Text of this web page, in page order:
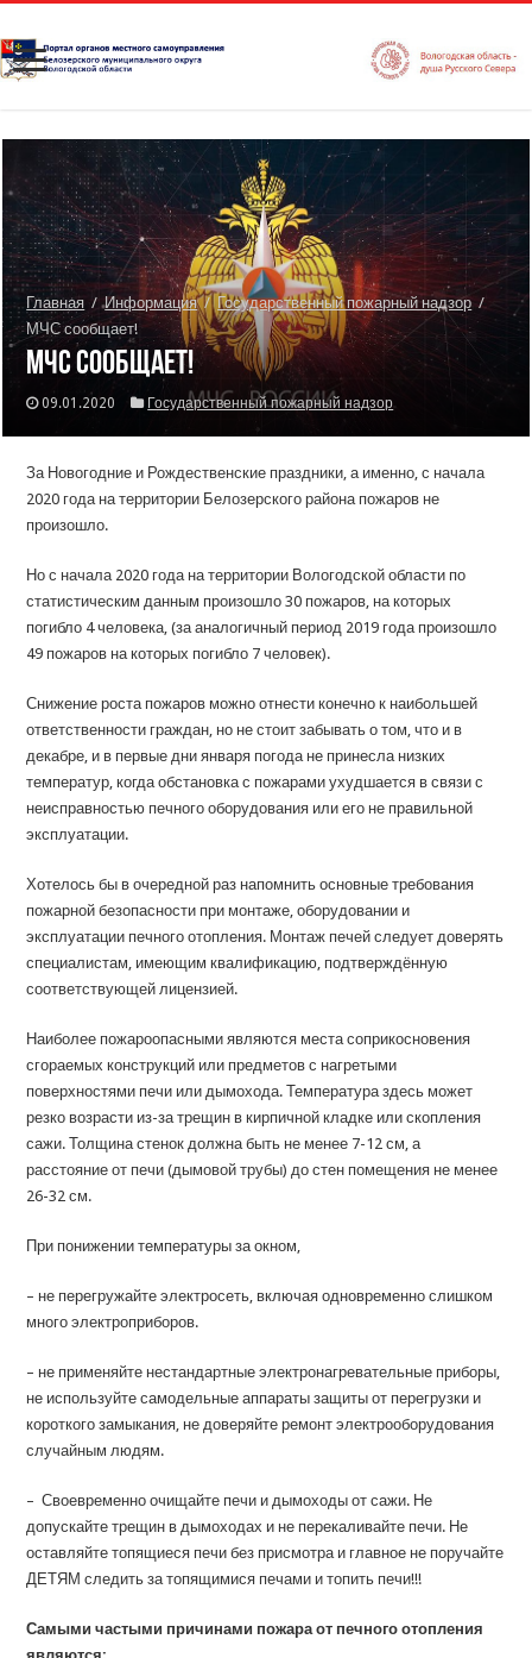
Главная / Информация / Государственный пожарный надзор /
МЧС сообщает!
МЧС сообщает!
09.01.2020 Государственный пожарный надзор
За Новогодние и Рождественские праздники, а именно, с начала
2020 года на территории Белозерского района пожаров не
произошло.
Но с начала 2020 года на территории Вологодской области по
статистическим данным произошло 30 пожаров, на которых
погибло 4 человека, (за аналогичный период 2019 года произошло
49 пожаров на которых погибло 7 человек).
Снижение роста пожаров можно отнести конечно к наибольшей
ответственности граждан, но не стоит забывать о том, что и в
декабре, и в первые дни января погода не принесла низких
температур, когда обстановка с пожарами ухудшается в связи с
неисправностью печного оборудования или его не правильной
эксплуатации.
Хотелось бы в очередной раз напомнить основные требования
пожарной безопасности при монтаже, оборудовании и
эксплуатации печного отопления. Монтаж печей следует доверять
специалистам, имеющим квалификацию, подтверждённую
соответствующей лицензией.
Наиболее пожароопасными являются места соприкосновения
сгораемых конструкций или предметов с нагретыми
поверхностями печи или дымохода. Температура здесь может
резко возрасти из-за трещин в кирпичной кладке или скопления
сажи. Толщина стенок должна быть не менее 7-12 см, а
расстояние от печи (дымовой трубы) до стен помещения не менее
26-32 см.
При понижении температуры за окном,
– не перегружайте электросеть, включая одновременно слишком
много электроприборов.
– не применяйте нестандартные электронагревательные приборы,
не используйте самодельные аппараты защиты от перегрузки и
короткого замыкания, не доверяйте ремонт электрооборудования
случайным людям.
– Своевременно очищайте печи и дымоходы от сажи. Не
допускайте трещин в дымоходах и не перекаливайте печи. Не
оставляйте топящиеся печи без присмотра и главное не поручайте
ДЕТЯМ следить за топящимися печами и топить печи!!!
Самыми частыми причинами пожара от печного отопления